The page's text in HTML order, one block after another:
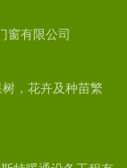
窗有限公司
，花卉及种苗繁